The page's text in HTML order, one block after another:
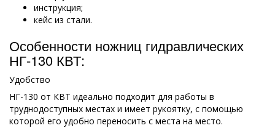
инструкция;
кейс из стали.
Особенности ножниц гидравлических
НГ-130 КВТ:
Удобство
НГ-130 от КВТ идеально подходит для работы в
труднодоступных местах и имеет рукоятку, с помощью
которой его удобно переносить с места на место.